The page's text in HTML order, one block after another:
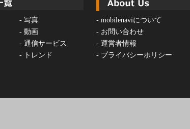
- 写真
- 動画
- 通信サービス
-
トレンド
- mobilenaviについて
- お問い合わせ
- 運営者情報
- プライバシーポリシー